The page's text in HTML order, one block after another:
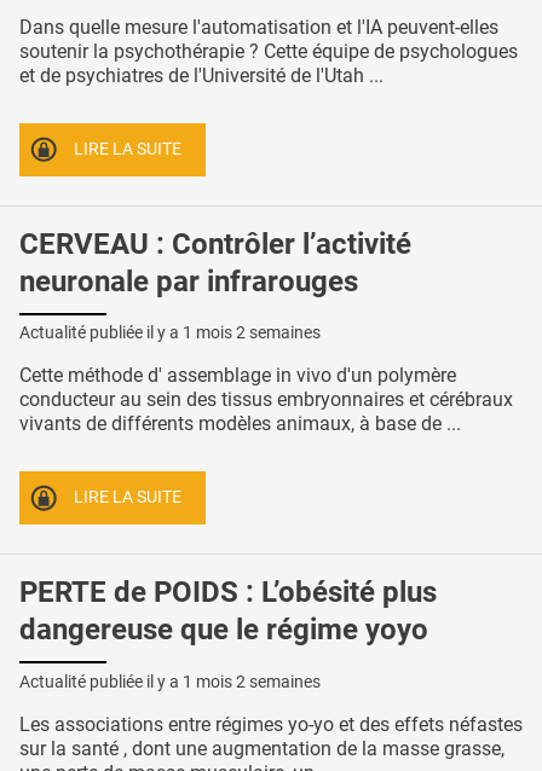
Dans quelle mesure l'automatisation et l'IA peuvent-elles
soutenir la psychothérapie ? Cette équipe de psychologues
et de psychiatres de l'Université de l'Utah ...
LIRE LA SUITE
CERVEAU : Contrôler l’activité
neuronale par infrarouges
Actualité publiée il y a 1 mois 2 semaines
Cette méthode d' assemblage in vivo d'un polymère
conducteur au sein des tissus embryonnaires et cérébraux
vivants de différents modèles animaux, à base de ...
LIRE LA SUITE
PERTE de POIDS : L’obésité plus
dangereuse que le régime yoyo
Actualité publiée il y a 1 mois 2 semaines
Les associations entre régimes yo-yo et des effets néfastes
sur la santé , dont une augmentation de la masse grasse,